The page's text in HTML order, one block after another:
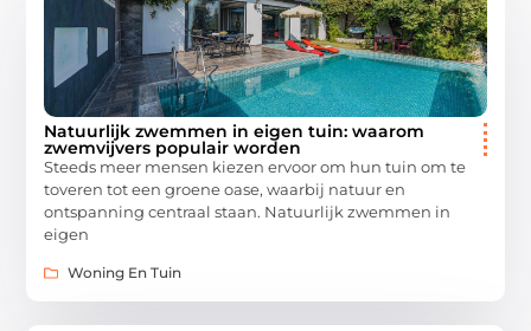
Natuurlijk zwemmen in eigen tuin: waarom
zwemvijvers populair worden
Steeds meer mensen kiezen ervoor om hun tuin om te
toveren tot een groene oase, waarbij natuur en
ontspanning centraal staan. Natuurlijk zwemmen in
eigen
Woning En Tuin